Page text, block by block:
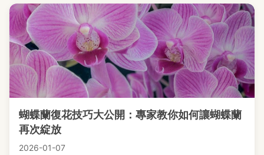
蝴蝶蘭復花技巧大公開：專家教你如何讓蝴蝶蘭
再次綻放
2026-01-07